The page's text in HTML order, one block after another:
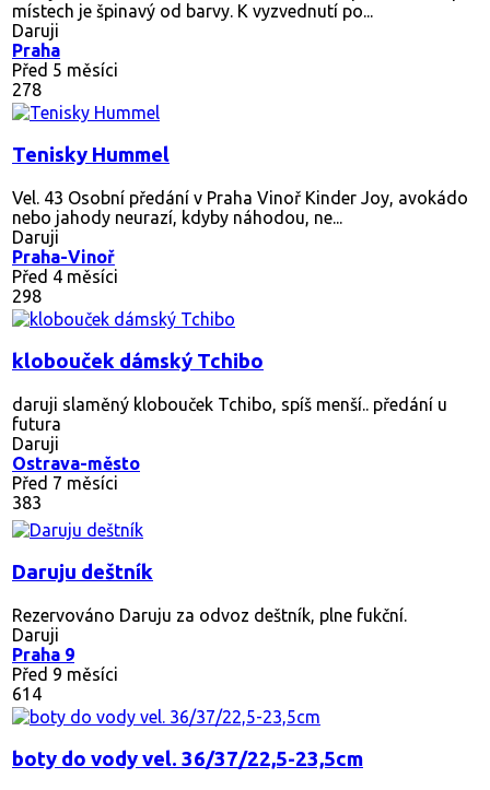
místech je špinavý od barvy. K vyzvednutí po...
Daruji
Praha
Před 5 měsíci
278
Tenisky Hummel
Vel. 43 Osobní předání v Praha Vinoř Kinder Joy, avokádo
nebo jahody neurazí, kdyby náhodou, ne...
Daruji
Praha-Vinoř
Před 4 měsíci
298
klobouček dámský Tchibo
daruji slaměný klobouček Tchibo, spíš menší.. předání u
futura
Daruji
Ostrava-město
Před 7 měsíci
383
Daruju deštník
Rezervováno Daruju za odvoz deštník, plne fukční.
Daruji
Praha 9
Před 9 měsíci
614
boty do vody vel. 36/37/22,5-23,5cm